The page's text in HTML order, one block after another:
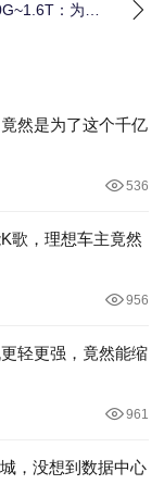
：为智
然是为了这个千亿
536
歌，理想车主竟然
956
轻更强，竟然能缩
961
，没想到数据中心